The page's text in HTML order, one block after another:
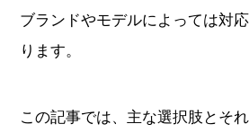
ブランドやモデルによっては対
ります。
この記事では、主な選択肢とそ